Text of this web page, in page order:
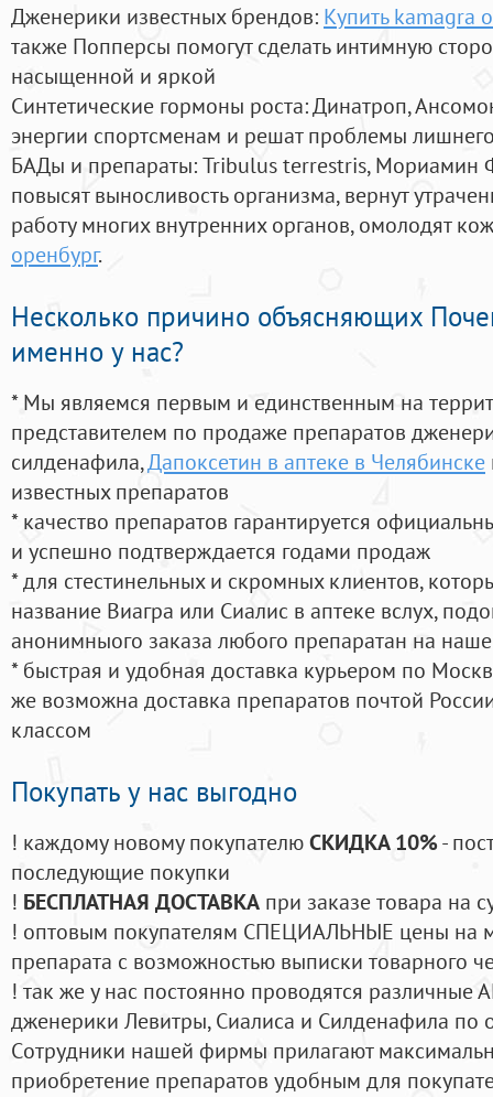
Дженерики известных брендов: Купить kamagra
также Попперсы помогут сделать интимную
насыщенной и яркой
Синтетические гормоны роста: Динатроп,
энергии спортсменам и решат проблемы
БАДы и препараты:Tribulus terrestris, Мориамин
повысят выносливость организма, вернут
работу многих внутренних органов, омолодят
оренбург.
Несколько причино объясняющих
именно у нас?
* Мы являемся первым и единственным на
представителем по продаже препаратов
силденафила,Дапоксетин в аптеке в Челябинске
известных препаратов
* качество препаратов гарантируется
и успешно подтверждается годами продаж
* для стестинельных и скромных клиентов,
название Виагра или Сиалис в аптеке вслух,
анонимныого заказа любого препаратан на
* быстрая и удобная доставка курьером по
же возможна доставка препаратов почтой
классом
Покупать у нас выгодно
! каждому новому покупателюСКИДКА 10%-
последующие покупки
! БЕСПЛАТНАЯ ДОСТАВКА при заказе товара на
! оптовым покупателям СПЕЦИАЛЬНЫЕ цены на
препарата с возможностью выписки товарного
! так же у нас постоянно проводятся
дженерики Левитры, Сиалиса и Силденафила по
Cотрудники нашей фирмы прилагают
приобретение препаратов удобным для